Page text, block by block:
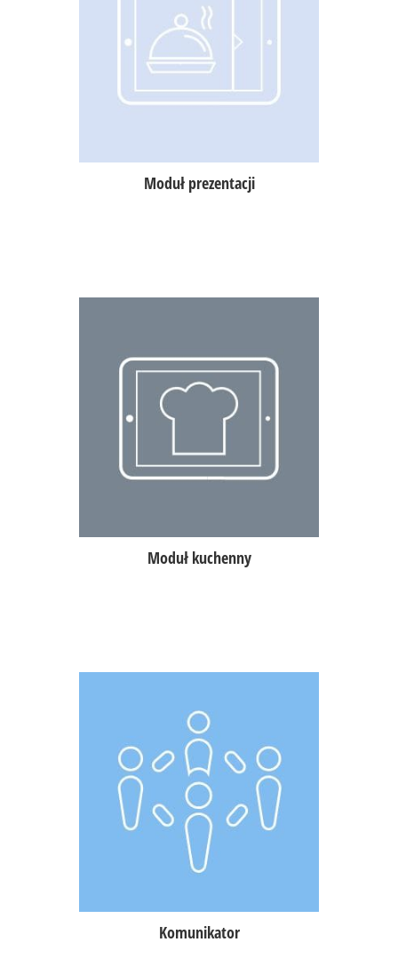
Moduł prezentacji
Dynamiczna prezentacja oferty
w formie slajdów w lokalu lub na
zewnątrz,
możliwość uruchomienia prezentacji
na tablecie lub monitorach
z przeglądarką HTML.
Moduł kuchenny
Odbieranie i odznaczanie zamówień
przez kucharza na tablecie,
opcja informowania kelnera/kasjera
o gotowym zamówieniu,
kelnera/kasjera na bieżąco,
możliwość wydawania pojedynczych
Komunikator
Wymiana wiadomości tekstowych
pomiędzy personelem,
przychodzące notyfikacje na temat
najważniejszych wydarzeń (np.
przywoływanie kelnera,
przychodzące zamówienia on-line),
możliwość wysłania wiadomości
bezpośrednio na drukarkę bonową.